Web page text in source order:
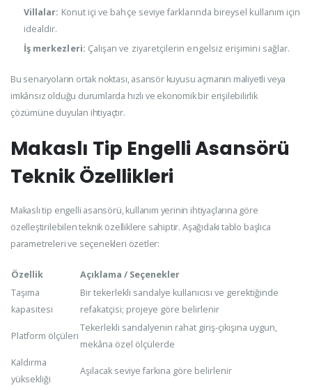
Villalar: Konut içi ve bahçe seviye farklarında bireysel kullanım için
idealdir.
İş merkezleri: Çalışan ve ziyaretçilerin engelsiz erişimini sağlar.
Bu senaryoların ortak noktası, asansör kuyusu açmanın maliyetli veya
imkânsız olduğu durumlarda hızlı ve ekonomik bir erişilebilirlik
çözümüne duyulan ihtiyaçtır.
Makaslı Tip Engelli Asansörü
Teknik Özellikleri
Makaslı tip engelli asansörü, kullanım yerinin ihtiyaçlarına göre
özelleştirilebilen teknik özelliklere sahiptir. Aşağıdaki tablo başlıca
parametreleri ve seçenekleri özetler:
Özellik
Açıklama / Seçenekler
Taşıma
kapasitesi
Bir tekerlekli sandalye kullanıcısı ve gerektiğinde
refakatçisi; projeye göre belirlenir
Platform ölçüleri
Tekerlekli sandalyenin rahat giriş-çıkışına uygun,
mekâna özel ölçülerde
Kaldırma
yüksekliği
Aşılacak seviye farkına göre belirlenir